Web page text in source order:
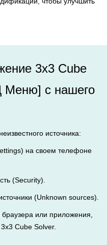
3x3 Cube
с нашего
источника:
на своем телефоне
(Security).
(Unknown sources).
или приложения,
Cube Solver.